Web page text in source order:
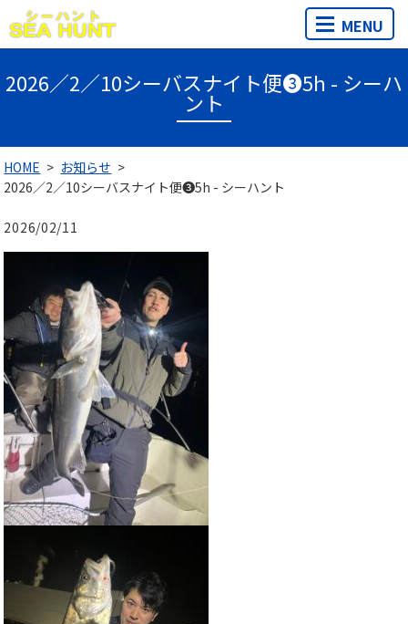
MENU
2026／2／10シーバスナイト便❸5h - シーハ
ント
HOME
お知らせ
2026／2／10シーバスナイト便❸5h - シーハント
2026/02/11